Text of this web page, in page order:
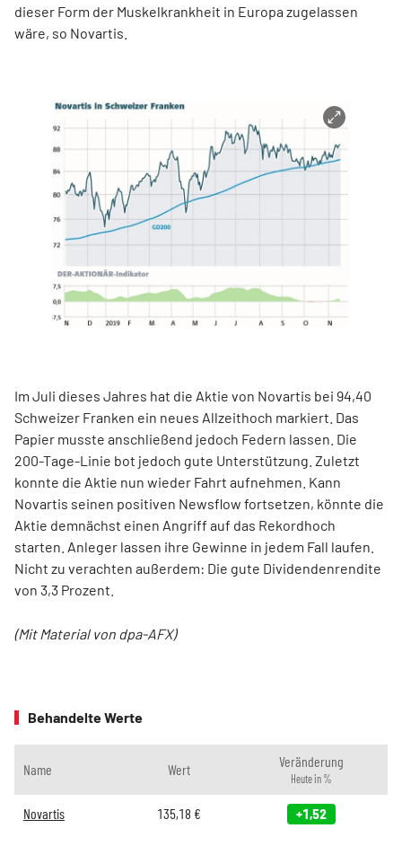
dieser Form der Muskelkrankheit in Europa zugelassen
wäre, so Novartis.
Im Juli dieses Jahres hat die Aktie von Novartis bei 94,40
Schweizer Franken ein neues Allzeithoch markiert. Das
Papier musste anschließend jedoch Federn lassen. Die
200-Tage-Linie bot jedoch gute Unterstützung. Zuletzt
konnte die Aktie nun wieder Fahrt aufnehmen. Kann
Novartis seinen positiven Newsflow fortsetzen, könnte die
Aktie demnächst einen Angriff auf das Rekordhoch
starten. Anleger lassen ihre Gewinne in jedem Fall laufen.
Nicht zu verachten außerdem: Die gute Dividendenrendite
von 3,3 Prozent.
(Mit Material von dpa-AFX)
Behandelte Werte
Name Wert Veränderung
Heute in %
Novartis 135,18 € +1,52